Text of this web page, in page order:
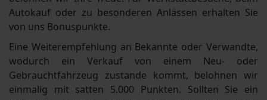
Autokauf oder zu besonderen Anlässen erhalten Sie
von uns Bonuspunkte.
Eine Weiterempfehlung an Bekannte oder Verwandte,
wodurch ein Verkauf von einem Neu- oder
Gebrauchtfahrzeug zustande kommt, belohnen wir
einmalig mit satten 5.000 Punkten. Sollten Sie ein